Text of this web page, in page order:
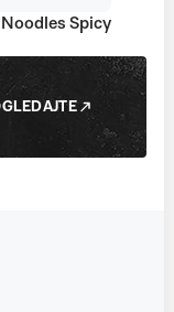
Spicy